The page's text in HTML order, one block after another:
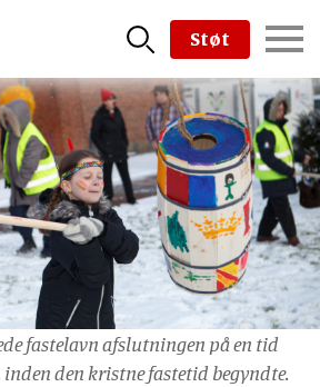
Støt
fastelavn afslutningen på en tid
inden den kristne fastetid begyndte.